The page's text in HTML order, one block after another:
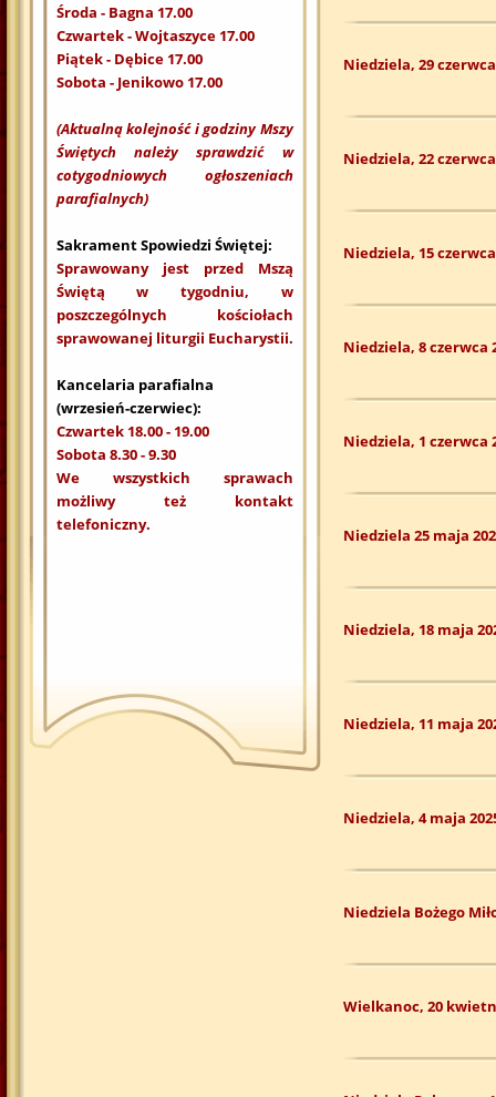
Środa - Bagna 17.00
Czwartek - Wojtaszyce 17.00
Piątek - Dębice 17.00
Sobota - Jenikowo 17.00
(Aktualną kolejność i godziny Mszy
Świętych należy sprawdzić w
cotygodniowych ogłoszeniach
parafialnych)
Sakrament Spowiedzi Świętej:
Sprawowany jest przed Mszą
Świętą w tygodniu, w
poszczególnych kościołach
sprawowanej liturgii Eucharystii.
Kancelaria parafialna
(wrzesień-czerwiec):
Czwartek 18.00 - 19.00
Sobota 8.30 - 9.30
We wszystkich sprawach
możliwy też kontakt
telefoniczny.
Niedziela, 29 czerwca
Niedziela, 22 czerwca
Niedziela, 15 czerwca
Niedziela, 8 czerwca
Niedziela, 1 czerwca
Niedziela 25 maja
Niedziela, 18 maja
Niedziela, 11 maja
Niedziela, 4 maja
Niedziela Bożego
Wielkanoc, 20